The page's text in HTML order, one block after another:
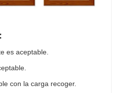
es aceptable.
con la carga recoger.